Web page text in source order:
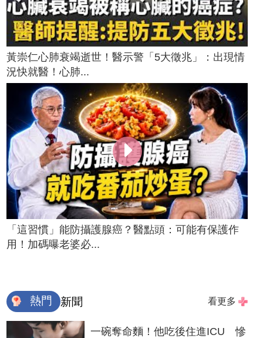
黃崇仁心肺衰竭逝世！醫示警「5大徵兆」：出現情
況快就醫！心肺...
「這習慣」能防攝護腺癌？醫點頭：可能有保護作
用！加碼曝老婆必...
熱門 新聞 看更多
一碗奪命麵！他吃後住進ICU 慘